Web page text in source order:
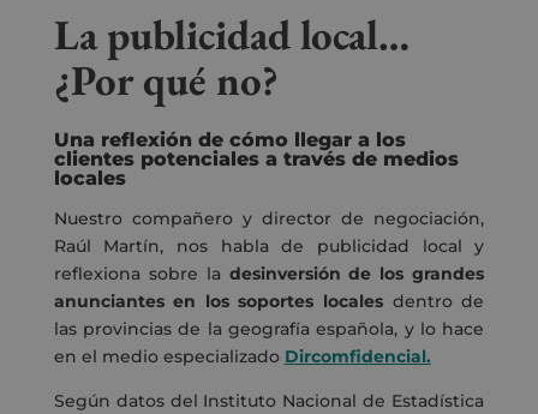
La publicidad local…
¿Por qué no?
Una reflexión de cómo llegar a los
clientes potenciales a través de medios
locales
Nuestro compañero y director de negociación,
Raúl Martín, nos habla de publicidad local y
reflexiona sobre la desinversión de los grandes
anunciantes en los soportes locales dentro de
las provincias de la geografía española, y lo hace
en el medio especializado Dircomfidencial.
Según datos del Instituto Nacional de Estadística